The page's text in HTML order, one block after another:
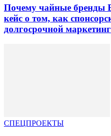
Почему чайные бренды
кейс о том, как
долгосрочной
СПЕЦПРОЕКТЫ